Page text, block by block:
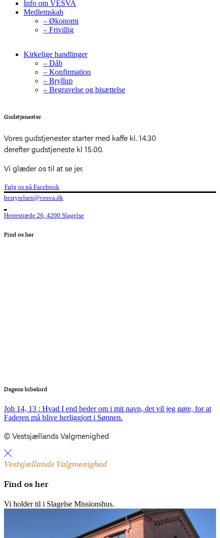
Info om VESVA
Medlemskab
– Økonomi
– Frivillig
Kirkelige handlinger
– Dåb
– Konfirmation
– Bryllup
– Begravelse og bisættelse
Gudstjenester
Vores gudstjenester starter med kaffe kl. 14.30
derefter gudstjeneste kl 15.00.
Vi glæder os til at se jer.
Følg os på Facebook
bestyrelsen@vesva.dk
Herrestræde 26, 4200 Slagelse
Find os her
Dagens bibelord
Joh 14, 13 : Hvad I end beder om i mit navn, det vil jeg gøre, for at
Faderen må blive herliggjort i Sønnen.
© Vestsjællands Valgmenighed
Vestsjællands Valgmenighed
Find os her
Vi holder til i Slagelse Missionshus.